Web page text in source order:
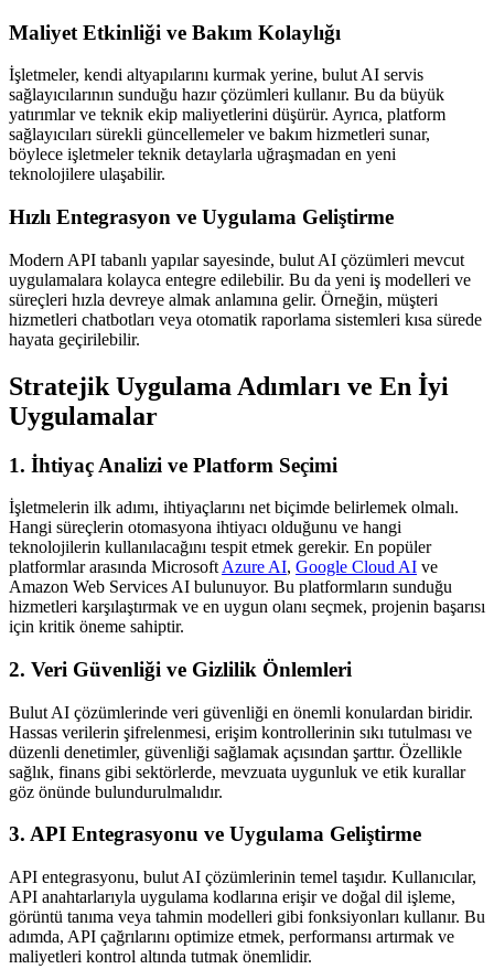
Maliyet Etkinliği ve Bakım Kolaylığı
İşletmeler, kendi altyapılarını kurmak yerine, bulut AI servis
sağlayıcılarının sunduğu hazır çözümleri kullanır. Bu da büyük
yatırımlar ve teknik ekip maliyetlerini düşürür. Ayrıca, platform
sağlayıcıları sürekli güncellemeler ve bakım hizmetleri sunar,
böylece işletmeler teknik detaylarla uğraşmadan en yeni
teknolojilere ulaşabilir.
Hızlı Entegrasyon ve Uygulama Geliştirme
Modern API tabanlı yapılar sayesinde, bulut AI çözümleri mevcut
uygulamalara kolayca entegre edilebilir. Bu da yeni iş modelleri ve
süreçleri hızla devreye almak anlamına gelir. Örneğin, müşteri
hizmetleri chatbotları veya otomatik raporlama sistemleri kısa sürede
hayata geçirilebilir.
Stratejik Uygulama Adımları ve En İyi
Uygulamalar
1. İhtiyaç Analizi ve Platform Seçimi
İşletmelerin ilk adımı, ihtiyaçlarını net biçimde belirlemek olmalı.
Hangi süreçlerin otomasyona ihtiyacı olduğunu ve hangi
teknolojilerin kullanılacağını tespit etmek gerekir. En popüler
platformlar arasında Microsoft Azure AI, Google Cloud AI ve
Amazon Web Services AI bulunuyor. Bu platformların sunduğu
hizmetleri karşılaştırmak ve en uygun olanı seçmek, projenin başarısı
için kritik öneme sahiptir.
2. Veri Güvenliği ve Gizlilik Önlemleri
Bulut AI çözümlerinde veri güvenliği en önemli konulardan biridir.
Hassas verilerin şifrelenmesi, erişim kontrollerinin sıkı tutulması ve
düzenli denetimler, güvenliği sağlamak açısından şarttır. Özellikle
sağlık, finans gibi sektörlerde, mevzuata uygunluk ve etik kurallar
göz önünde bulundurulmalıdır.
3. API Entegrasyonu ve Uygulama Geliştirme
API entegrasyonu, bulut AI çözümlerinin temel taşıdır. Kullanıcılar,
API anahtarlarıyla uygulama kodlarına erişir ve doğal dil işleme,
görüntü tanıma veya tahmin modelleri gibi fonksiyonları kullanır. Bu
adımda, API çağrılarını optimize etmek, performansı artırmak ve
maliyetleri kontrol altında tutmak önemlidir.